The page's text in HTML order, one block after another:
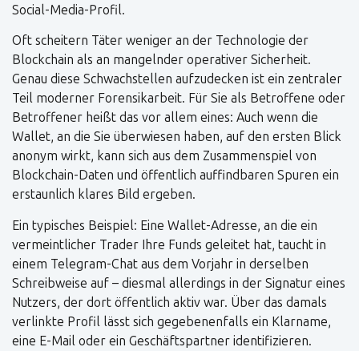
Social-Media-Profil.
Oft scheitern Täter weniger an der Technologie der
Blockchain als an mangelnder operativer Sicherheit.
Genau diese Schwachstellen aufzudecken ist ein zentraler
Teil moderner Forensikarbeit. Für Sie als Betroffene oder
Betroffener heißt das vor allem eines: Auch wenn die
Wallet, an die Sie überwiesen haben, auf den ersten Blick
anonym wirkt, kann sich aus dem Zusammenspiel von
Blockchain-Daten und öffentlich auffindbaren Spuren ein
erstaunlich klares Bild ergeben.
Ein typisches Beispiel: Eine Wallet-Adresse, an die ein
vermeintlicher Trader Ihre Funds geleitet hat, taucht in
einem Telegram-Chat aus dem Vorjahr in derselben
Schreibweise auf – diesmal allerdings in der Signatur eines
Nutzers, der dort öffentlich aktiv war. Über das damals
verlinkte Profil lässt sich gegebenenfalls ein Klarname,
eine E-Mail oder ein Geschäftspartner identifizieren.